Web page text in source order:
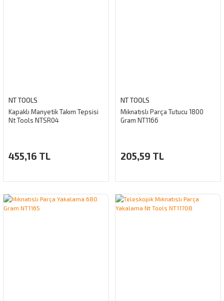
NT TOOLS
Kapaklı Manyetik Takım Tepsisi
Nt Tools NTSR04
455,16 TL
NT TOOLS
Mıknatıslı Parça Tutucu 1800
Gram NT1166
205,59 TL